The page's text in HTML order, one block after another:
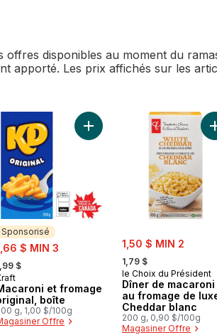
disponibles au moment du
apporté. Les prix affichés sur les
Trois fromages au panier
au fromage spirales, boîte au panier
Sponsorisé
$ MIN 3
$
et fromage
boîte
g, 1,00 $/100g
Offre
Ajouter Macaroni et
sale:
1,50 $ MIN 2
, formerly:
1,79 $
le Choix du Président
Dîner de macaroni
au fromage de
Cheddar blanc
200 g, 0,90 $/100g
Magasiner Offre